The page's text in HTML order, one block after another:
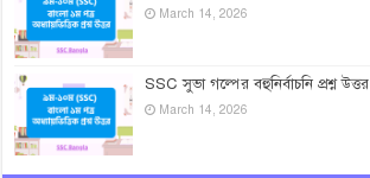
March 14, 2026
SSC সুভা গল্পের বহুনির্বাচনি প্রশ্ন উত্তর
March 14, 2026